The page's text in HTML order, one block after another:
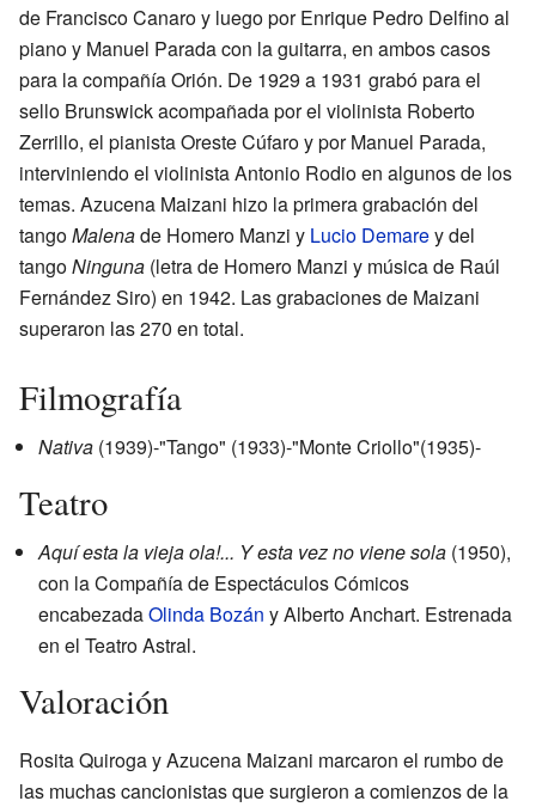
de Francisco Canaro y luego por Enrique Pedro Delfino al
piano y Manuel Parada con la guitarra, en ambos casos
para la compañía Orión. De 1929 a 1931 grabó para el
sello Brunswick acompañada por el violinista Roberto
Zerrillo, el pianista Oreste Cúfaro y por Manuel Parada,
interviniendo el violinista Antonio Rodio en algunos de los
temas. Azucena Maizani hizo la primera grabación del
tangoMalenade Homero Manzi y Lucio Demarey del
tangoNinguna (letra de Homero Manzi y música de Raúl
Fernández Siro) en 1942. Las grabaciones de Maizani
superaron las 270 en total.
Filmografía
Nativa (1939)-"Tango" (1933)-"Monte Criollo"(1935)-
Teatro
Aquí esta la vieja ola!... Y esta vez no viene sola (1950),
con la Compañía de Espectáculos Cómicos
encabezadaOlinda Bozán y Alberto Anchart. Estrenada
en el Teatro Astral.
Valoración
Rosita Quiroga y Azucena Maizani marcaron el rumbo de
las muchas cancionistas que surgieron a comienzos de la